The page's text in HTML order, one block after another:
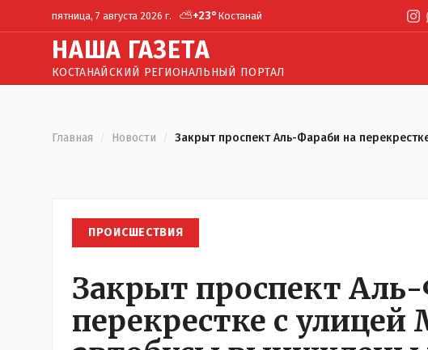
пятница, 7 августа 2026 г. ⛅+23° Костанай
НАША ГАЗЕТА
КОСТАНАЙСКИЙ РЕГИОНАЛЬНЫЙ ПОРТАЛ
Главная / Новости / Закрыт проспект Аль-Фараби на
ПРОИСШЕСТВИЯ
Закрыт проспект
перекрестке с